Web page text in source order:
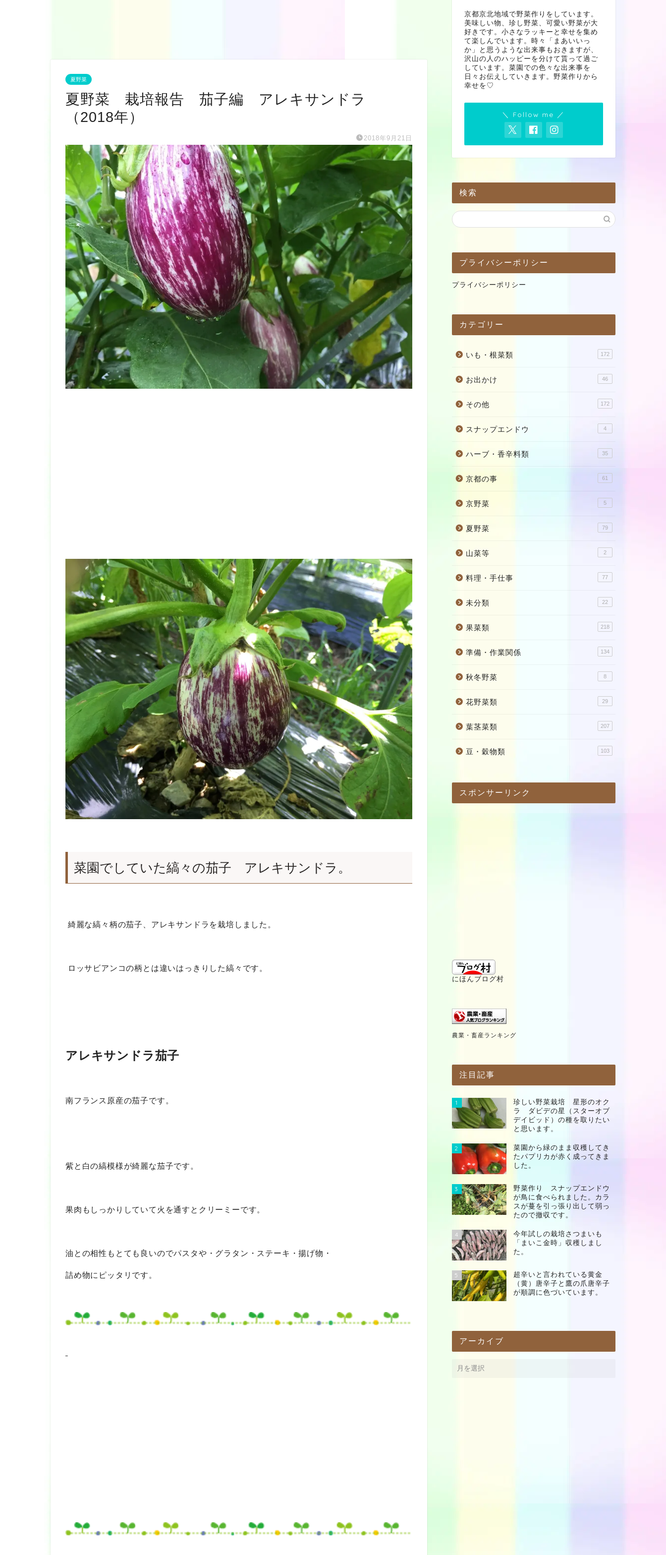
夏野菜
夏野菜 栽培報告 茄子編 アレキサンドラ
（2018年）
2018年9月21日
菜園でしていた縞々の茄子 アレキサンドラ。
綺麗な縞々柄の茄子、アレキサンドラを栽培しました。
ロッサビアンコの柄とは違いはっきりした縞々です。
アレキサンドラ茄子
南フランス原産の茄子です。
紫と白の縞模様が綺麗な茄子です。
果肉もしっかりしていて火を通すとクリーミーです。
油との相性もとても良いのでパスタや・グラタン・ステーキ・揚げ物・
詰め物にピッタリです。
京都京北地域で野菜作りをしています。
美味しい物、珍し野菜、可愛い野菜が大
好きです。小さなラッキーと幸せを集め
て楽しんでいます。時々「まあいいっ
か」と思うような出来事もおきますが、
沢山の人のハッピーを分けて貰って過ご
しています。菜園での色々な出来事を
日々お伝えしていきます。野菜作りから
幸せを♡
＼ Follow me ／
検索
プライバシーポリシー
プライバシーポリシー
カテゴリー
いも・根菜類 172
お出かけ 46
その他 172
スナップエンドウ 4
ハーブ・香辛料類 35
京都の事 61
京野菜 5
夏野菜 79
山菜等 2
料理・手仕事 77
未分類 22
果菜類 218
準備・作業関係 134
秋冬野菜 8
花野菜類 29
葉茎菜類 207
豆・穀物類 103
スポンサーリンク
にほんブログ村
農業・畜産ランキング
注目記事
1
珍しい野菜栽培 星形のオク
ラ ダビデの星（スターオブ
デイビッド）の種を取りたい
と思います。
2
菜園から緑のまま収穫してき
たパプリカが赤く成ってきま
した。
3
野菜作り スナップエンドウ
が鳥に食べられました。カラ
スが蔓を引っ張り出して弱っ
たので撤収です。
4
今年試しの栽培さつまいも
「まいこ金時」収穫しまし
た。
5
超辛いと言われている黄金
（黄）唐辛子と鷹の爪唐辛子
が順調に色づいています。
アーカイブ